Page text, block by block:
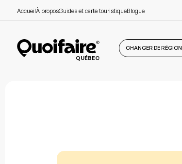
AccueilÀ proposGuides et carte touristiqueBlogue
QUÉBEC
CHANGER DE RÉGION